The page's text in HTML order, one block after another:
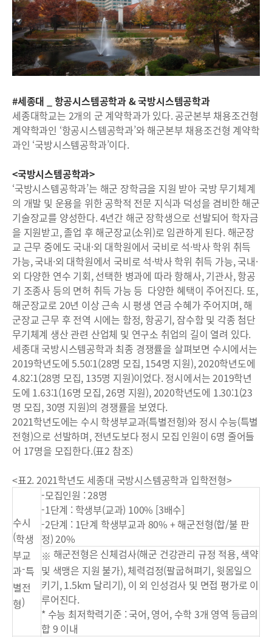
#세종대 _ 항공시스템공학과 & 국방시스템공학과
세종대학교는 2개의 군 계약학과가 있다. 공군본부 채용조건형
계약학과인 ‘항공시스템공학과’와 해군본부 채용조건형 계약학
과인 ‘국방시스템공학과’이다.
<국방시스템공학과>
‘국방시스템공학과’는 해군 장학금을 지원 받아 국방 무기체계
의 개발 및 운용을 위한 공학적 전문 지식과 덕성을 겸비한 해군
기술장교를 양성한다. 4년간 해군 장학생으로 선발되어 학자금
을 지원받고, 졸업 후 해군장교(소위)로 임관하게 된다. 해군장
교 근무 중에도 국내·외 대학원에서 국비로 석·박사 학위 취득
가능, 국내·외 대학원에서 국비로 석·박사 학위 취득 가능, 국내·
외 다양한 연수 기회, 선택한 병과에 따라 항해사, 기관사, 항공
기 조종사 등의 면허 취득 가능 등 다양한 혜택이 주어진다. 또,
해군장교로 20년 이상 근속 시 평생 연금 수혜가 주어지며, 해
군장교 근무 후 전역 시에는 함정, 항공기, 잠수함 및 각종 첨단
무기체계 생산 관련 산업체 및 연구소 취업의 길이 열려 있다.
세종대 국방시스템공학과 최종 경쟁률을 살펴보면 수시에서는
2019학년도에 5.50:1(28명 모집, 154명 지원), 2020학년도에
4.82:1(28명 모집, 135명 지원)이었다. 정시에서는 2019학년
도에 1.63:1(16명 모집, 26명 지원), 2020학년도에 1.30:1(23
명 모집, 30명 지원)의 경쟁률을 보였다.
2021학년도에는 수시 학생부교과(특별전형)와 정시 수능(특별
전형)으로 선발하며, 전년도보다 정시 모집 인원이 6명 줄어들
어 17명을 모집한다.(표2 참조)
<표2. 2021학년도 세종대 국방시스템공학과 입학전형>
수시
(학생
부교
과-특
별전
형)
-모집인원 : 28명
-1단계 : 학생부(교과) 100% [3배수]
-2단계 : 1단계 학생부교과 80% + 해군전형(합/불 판
정) 20%
※ 해군전형은 신체검사(해군 건강관리 규정 적용, 색약
및 색맹은 지원 불가), 체력검정(팔굽혀펴기, 윗몸일으
키기, 1.5km 달리기), 이 외 인성검사 및 면접 평가로 이
루어진다.
* 수능 최저학력기준 : 국어, 영어, 수학 3개 영역 등급의
합 9 이내